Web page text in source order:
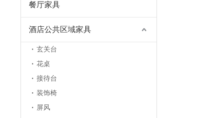
餐厅家具
酒店公共区域家具
玄关台
花桌
接待台
装饰椅
屏风